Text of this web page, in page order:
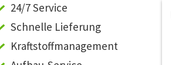
24/7 Service
Schnelle Lieferung
Kraftstoffmanagement